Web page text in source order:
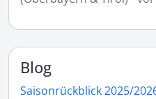
Blog
Saisonrückblick 2025/